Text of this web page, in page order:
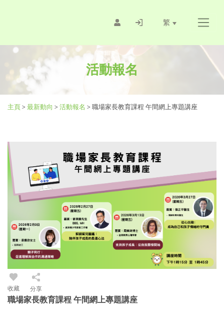
繁
活動報名
主頁> 最新動向 > 活動報名 > 職場家長教育課程 午間網上專題講座
收藏 分享
職場家長教育課程 午間網上專題講座